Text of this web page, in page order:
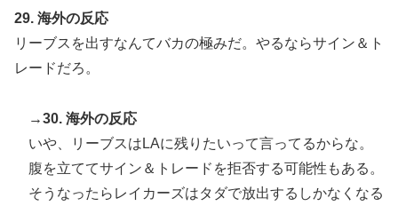
29. 海外の反応
リーブスを出すなんてバカの極みだ。やるならサイン＆ト
レードだろ。
→30. 海外の反応
いや、リーブスはLAに残りたいって言ってるからな。
腹を立ててサイン＆トレードを拒否する可能性もある。
そうなったらレイカーズはタダで放出するしかなくなる